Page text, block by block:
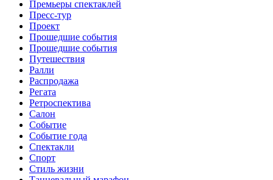
Премьеры спектаклей
Пресс-тур
Проект
Прошедшие события
Прошедшие события
Путешествия
Ралли
Распродажа
Регата
Ретроспектива
Салон
Событие
Событие года
Спектакли
Спорт
Стиль жизни